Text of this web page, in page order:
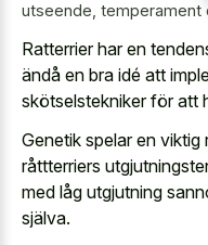
utseende, temperament
Ratterrier har en
ändå en bra idé att
skötselstekniker för att
Genetik spelar en
råttterriers
med låg utgjutning
själva.